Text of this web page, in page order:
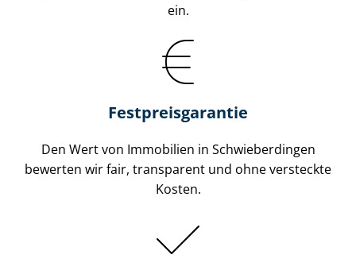
ein.
Festpreis​garantie
Den Wert von Immobilien in Schwieberdingen
bewerten wir fair, transparent und ohne versteckte
Kosten.